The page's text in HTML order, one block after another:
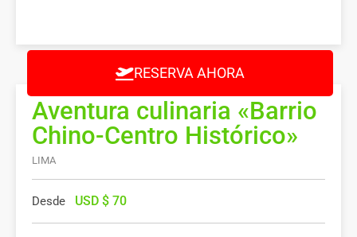
RESERVA AHORA
Aventura culinaria «Barrio
Chino-Centro Histórico»
LIMA
Desde USD $ 70